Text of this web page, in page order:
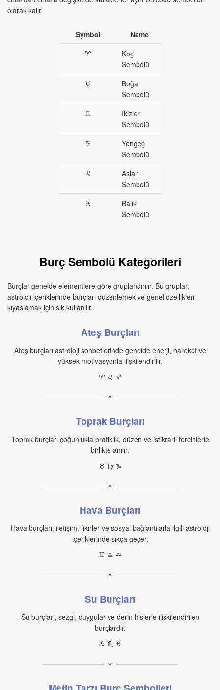
olarak kalır.
Symbol
Name
♈︎
Koç
Sembolü
♉︎
Boğa
Sembolü
♊︎
İkizler
Sembolü
♋︎
Yengeç
Sembolü
♌︎
Aslan
Sembolü
♓︎
Balık
Sembolü
Burç Sembolü Kategorileri
Burçlar genelde elementlere göre gruplandırılır. Bu gruplar,
astroloji içeriklerinde burçları düzenlemek ve genel özellikleri
kıyaslamak için sık kullanılır.
Ateş Burçları
Ateş burçları astroloji sohbetlerinde genelde enerji, hareket ve
yüksek motivasyonla ilişkilendirilir.
♈︎ ♌︎ ♐︎
✧
Toprak Burçları
Toprak burçları çoğunlukla pratiklik, düzen ve istikrarlı tercihlerle
birlikte anılır.
♉︎ ♍︎ ♑︎
✧
Hava Burçları
Hava burçları, iletişim, fikirler ve sosyal bağlantılarla ilgili astroloji
içeriklerinde sıkça geçer.
♊︎ ♎︎ ♒︎
✧
Su Burçları
Su burçları, sezgi, duygular ve derin hislerle ilişkilendirilen
burçlardır.
♋︎ ♏︎ ♓︎
✧